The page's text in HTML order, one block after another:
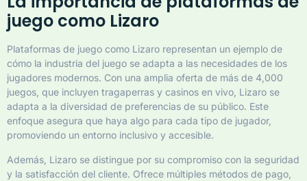
juego como Lizaro
Plataformas de juego como Lizaro representan un ejemplo de
cómo la industria del juego se adapta a las necesidades de los
jugadores modernos. Con una amplia oferta de más de 4,000
juegos, que incluyen tragaperras y casinos en vivo, Lizaro se
adapta a la diversidad de preferencias de su público. Este
enfoque asegura que haya algo para cada tipo de jugador,
promoviendo un entorno inclusivo y accesible.
Además, Lizaro se distingue por su compromiso con la seguridad
y la satisfacción del cliente. Ofrece múltiples métodos de pago,